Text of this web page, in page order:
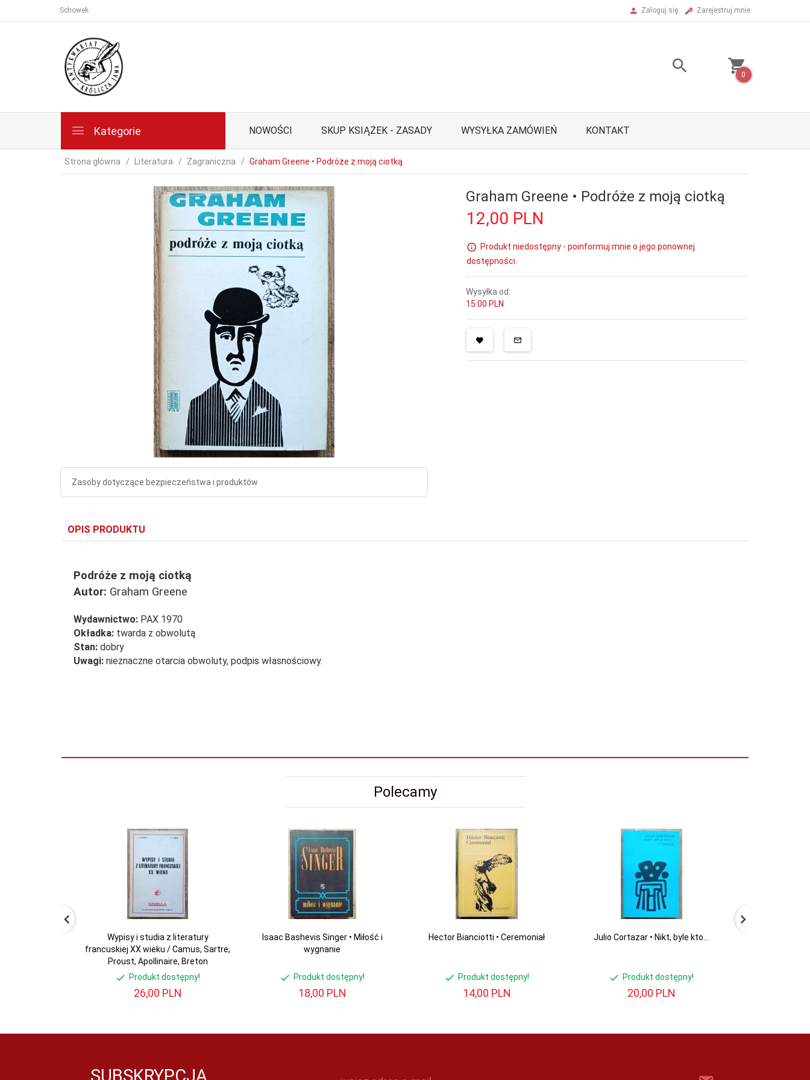
Schowek Zaloguj się Zarejestruj mnie
0
Kategorie NOWOŚCI SKUP KSIĄŻEK - ZASADY WYSYŁKA ZAMÓWIEŃ KONTAKT
Strona główna Literatura Zagraniczna Graham Greene • Podróże z moją ciotką
Zasoby dotyczące bezpieczeństwa i produktów
Graham Greene • Podróże z moją ciotką
12,00 PLN
Produkt niedostępny - poinformuj mnie o jego ponownej
dostępności.
Wysyłka od:
15.00 PLN
OPIS PRODUKTU
Podróże z moją ciotką
Autor: Graham Greene
Wydawnictwo: PAX 1970
Okładka: twarda z obwolutą
Stan: dobry
Uwagi: nieznaczne otarcia obwoluty, podpis własnościowy.
Polecamy
Wypisy i studia z literatury
francuskiej XX wieku / Camus, Sartre,
Proust, Apollinaire, Breton
Produkt dostępny!
26,00 PLN
Isaac Bashevis Singer • Miłość i
wygnanie
Produkt dostępny!
18,00 PLN
Hector Bianciotti • Ceremoniał
Produkt dostępny!
14,00 PLN
Julio Cortazar • Nikt, byle kto...
Produkt dostępny!
20,00 PLN
SUBSKRYPCJA